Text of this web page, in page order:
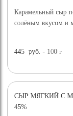
Карамельный сыр
солёным вкусом и
445 руб. - 100г
СЫР МЯГКИЙ С
45%